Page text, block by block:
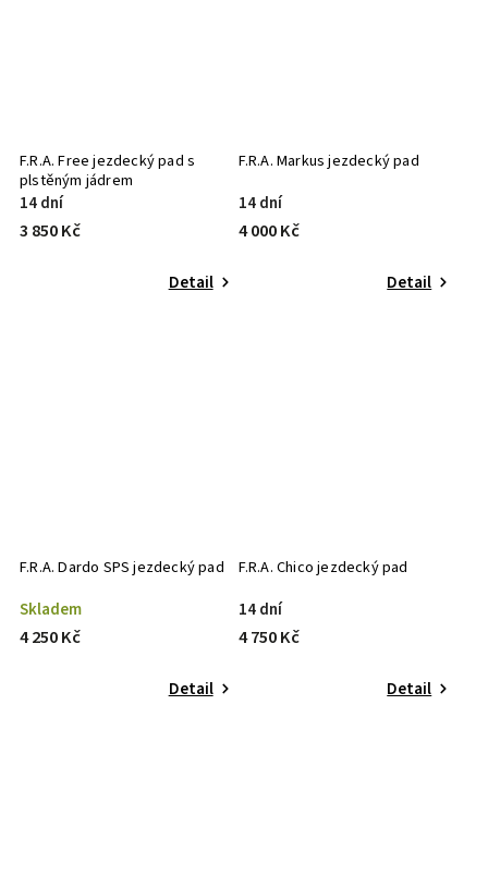
F.R.A. Free jezdecký pad s
plstěným jádrem
14 dní
3 850 Kč
Detail
F.R.A. Markus jezdecký pad
14 dní
4 000 Kč
Detail
F.R.A. Dardo SPS jezdecký pad
Skladem
4 250 Kč
Detail
F.R.A. Chico jezdecký pad
14 dní
4 750 Kč
Detail